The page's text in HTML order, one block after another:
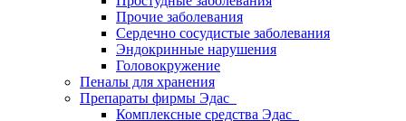
Прочие заболевания
Сердечно сосудистые заболевания
Эндокринные нарушения
Головокружение
Пеналы для хранения
Препараты фирмы Эдас
Комплексные средства Эдас